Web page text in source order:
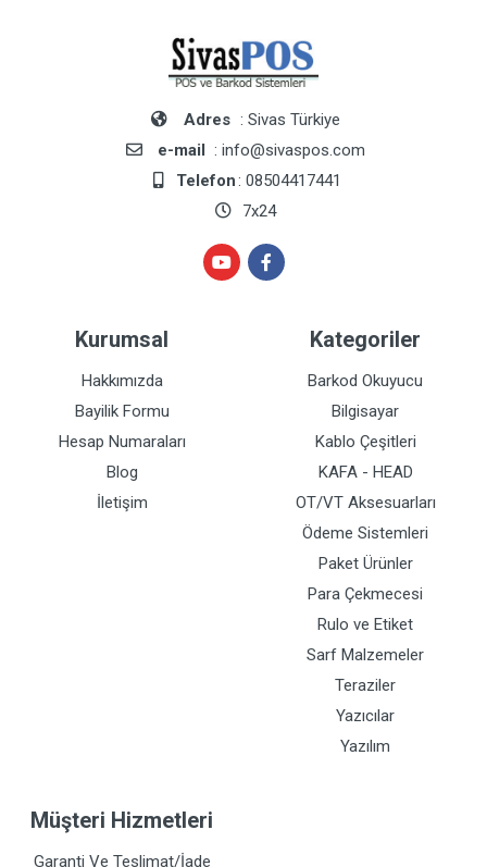
Adres : Sivas Türkiye
e-mail : info@sivaspos.com
Telefon: 08504417441
7x24
Kurumsal
Hakkımızda
Bayilik Formu
Hesap Numaraları
Blog
İletişim
Kategoriler
Barkod Okuyucu
Bilgisayar
Kablo Çeşitleri
KAFA - HEAD
OT/VT Aksesuarları
Ödeme Sistemleri
Paket Ürünler
Para Çekmecesi
Rulo ve Etiket
Sarf Malzemeler
Teraziler
Yazıcılar
Yazılım
Müşteri Hizmetleri
Garanti Ve Teslimat/İade